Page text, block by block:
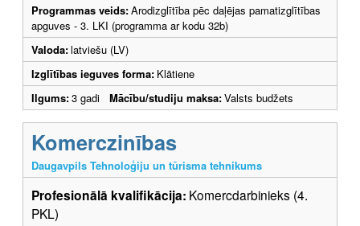
Programmas veids:Arodizglītība pēc daļējas pamatizglītības
apguves - 3. LKI (programma ar kodu 32b)
Valoda:latviešu (LV)
Izglītības ieguves forma: Klātiene
Ilgums:3 gadi Mācību/studiju maksa:Valsts budžets
Komerczinības
Daugavpils Tehnoloģiju un tūrisma tehnikums
Profesionālā kvalifikācija: Komercdarbinieks (4.
PKL)